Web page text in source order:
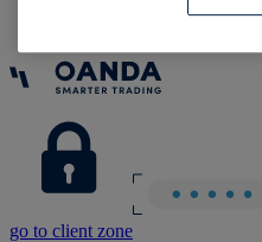
go to client zone